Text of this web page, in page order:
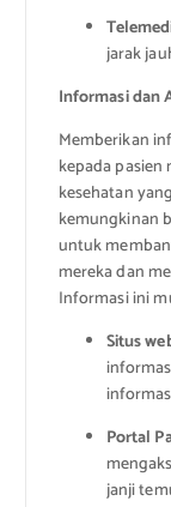
jarak
Informasi dan
Memberikan
kepada
kesehatan
kemungkinan
untuk
mereka dan
Informasi ini
Situs
Portal
janji